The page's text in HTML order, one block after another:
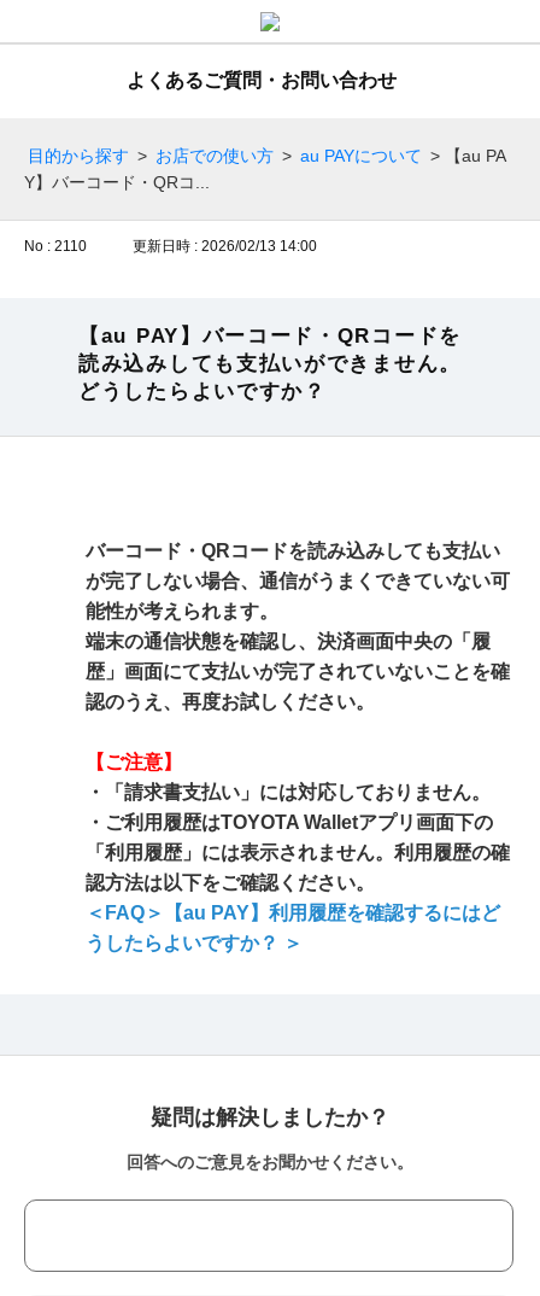
よくあるご質問・お問い合わせ
目的から探す > お店での使い方 > au PAYについて >
【au PA
Y】バーコード・QRコ...
No : 2110 更新日時 : 2026/02/13 14:00
【au PAY】バーコード・QRコードを
読み込みしても支払いができません。
どうしたらよいですか？
バーコード・QRコードを読み込みしても支払い
が完了しない場合、通信がうまくできていない可
能性が考えられます。
端末の通信状態を確認し、決済画面中央の「履
歴」画面にて支払いが完了されていないことを確
認のうえ、再度お試しください。
【ご注意】
・「請求書支払い」には対応しておりません。
・ご利用履歴はTOYOTA Walletアプリ画面下の
「利用履歴」には表示されません。利用履歴の確
認方法は以下をご確認ください。
＜FAQ＞【au PAY】利用履歴を確認するにはど
うしたらよいですか？ ＞
疑問は解決しましたか？
回答へのご意見をお聞かせください。